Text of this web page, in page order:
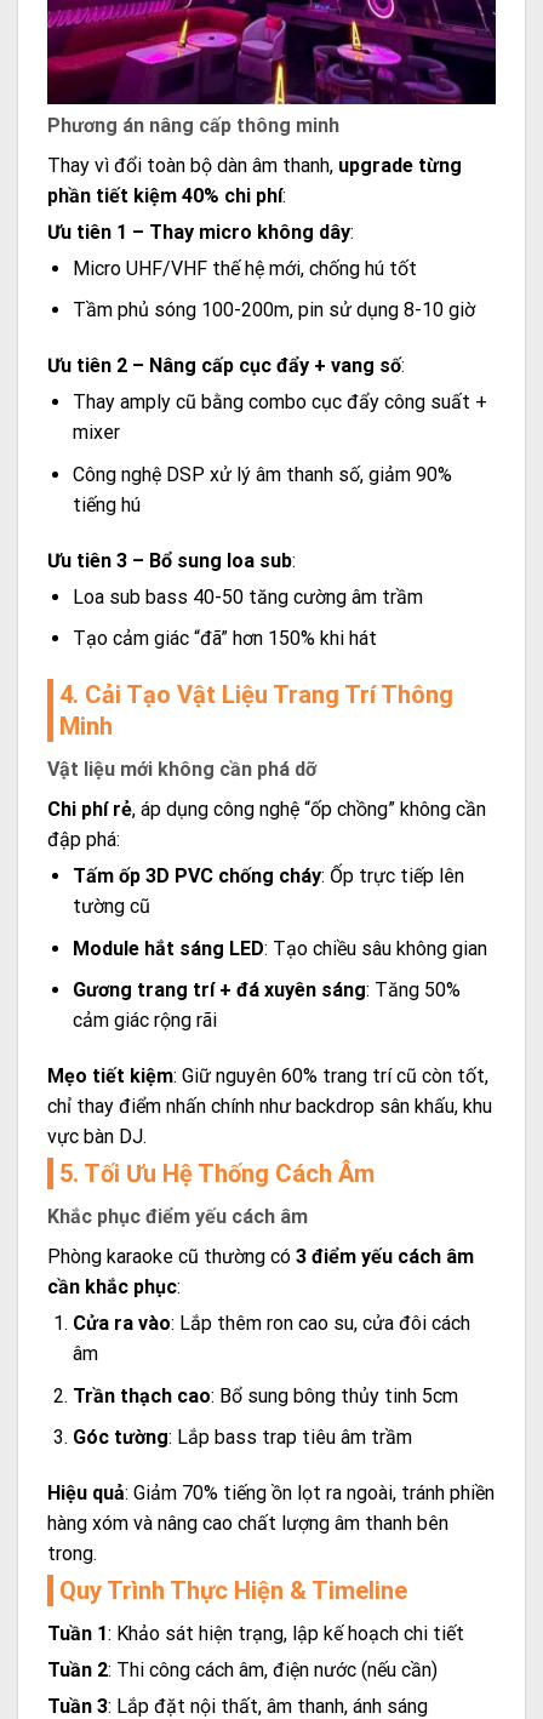
Phương án nâng cấp thông minh
Thay vì đổi toàn bộ dàn âm thanh, upgrade từng
phần tiết kiệm 40% chi phí:
Ưu tiên 1 – Thay micro không dây:
Micro UHF/VHF thế hệ mới, chống hú tốt
Tầm phủ sóng 100-200m, pin sử dụng 8-10 giờ
Ưu tiên 2 – Nâng cấp cục đẩy + vang số:
Thay amply cũ bằng combo cục đẩy công suất +
mixer
Công nghệ DSP xử lý âm thanh số, giảm 90%
tiếng hú
Ưu tiên 3 – Bổ sung loa sub:
Loa sub bass 40-50 tăng cường âm trầm
Tạo cảm giác “đã” hơn 150% khi hát
4. Cải Tạo Vật Liệu Trang Trí Thông
Minh
Vật liệu mới không cần phá dỡ
Chi phí rẻ, áp dụng công nghệ “ốp chồng” không cần
đập phá:
Tấm ốp 3D PVC chống cháy: Ốp trực tiếp lên
tường cũ
Module hắt sáng LED: Tạo chiều sâu không gian
Gương trang trí + đá xuyên sáng: Tăng 50%
cảm giác rộng rãi
Mẹo tiết kiệm: Giữ nguyên 60% trang trí cũ còn tốt,
chỉ thay điểm nhấn chính như backdrop sân khấu, khu
vực bàn DJ.
5. Tối Ưu Hệ Thống Cách Âm
Khắc phục điểm yếu cách âm
Phòng karaoke cũ thường có 3 điểm yếu cách âm
cần khắc phục:
Cửa ra vào: Lắp thêm ron cao su, cửa đôi cách
âm
Trần thạch cao: Bổ sung bông thủy tinh 5cm
Góc tường: Lắp bass trap tiêu âm trầm
Hiệu quả: Giảm 70% tiếng ồn lọt ra ngoài, tránh phiền
hàng xóm và nâng cao chất lượng âm thanh bên
trong.
Quy Trình Thực Hiện & Timeline
Tuần 1: Khảo sát hiện trạng, lập kế hoạch chi tiết
Tuần 2: Thi công cách âm, điện nước (nếu cần)
Tuần 3: Lắp đặt nội thất, âm thanh, ánh sáng